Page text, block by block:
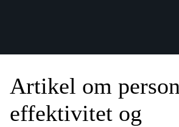
Artikel om
effektivitet og